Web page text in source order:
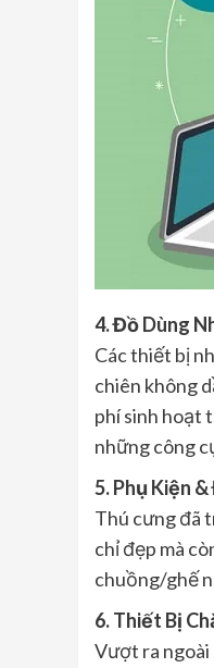
4. Đồ Dùng
Các thiết bị
chiên không
phí sinh hoạt
những công
5. Phụ Kiện
Thú cưng đã
chỉ đẹp mà
chuồng/ghế
6. Thiết Bị
Vượt ra ngoài